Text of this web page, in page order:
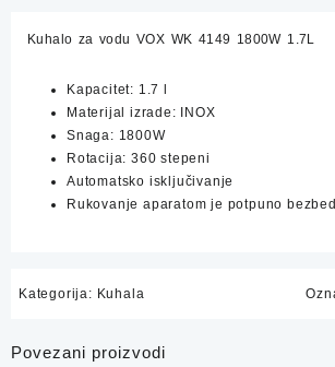
1.7L
Kuhalo za vodu VOX WK 4149 1800W 1.7L
Kapacitet: 1.7 l
Materijal izrade: INOX
Snaga: 1800W
Rotacija: 360 stepeni
Automatsko isključivanje
Rukovanje aparatom je potpuno
Kategorija: Kuhala
Povezani proizvodi